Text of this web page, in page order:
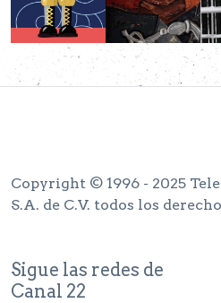
Copyright © 1996 - 2025
S.A. de C.V. todos los
Sigue las redes de
Canal 22